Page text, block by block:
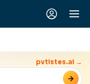
→
pvtistes.ai →